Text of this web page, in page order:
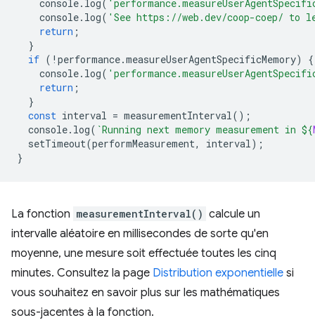
console. log(
console. log( 'See https://web.dev/coop-coep/ to
return ;
}
if ( ! performance.measureUserAgentSpecificMemory)
{
console. log(
return ;
}
const interval = measurementInterval();
console. log( `Running next memory measurement in ${
setTimeout(performMeasurement, interval);
}
La fonction measurementInterval() calcule un
intervalle aléatoire en millisecondes de sorte qu'en
moyenne, une mesure soit effectuée toutes les cinq
minutes. Consultez la page Distribution exponentielle si
vous souhaitez en savoir plus sur les mathématiques
sous-jacentes à la fonction.